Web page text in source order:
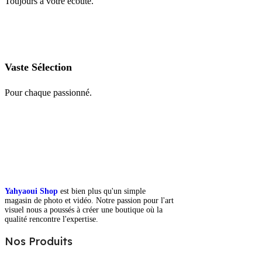
Vaste Sélection
Pour chaque passionné.
Yahyaoui Shop est bien plus qu'un simple
magasin de photo et vidéo. Notre passion pour l'art
visuel nous a poussés à créer une boutique où la
qualité rencontre l'expertise.
Nos Produits